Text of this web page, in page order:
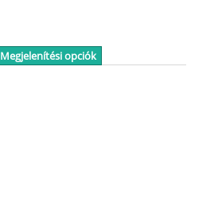
Megjelenítési opciók